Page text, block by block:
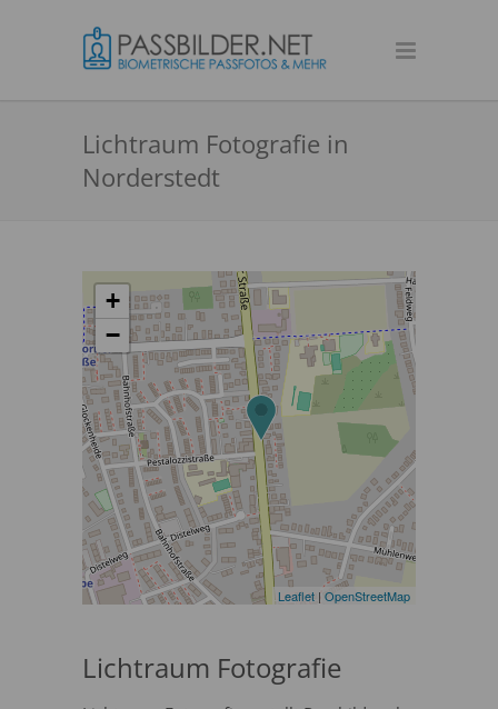
Lichtraum Fotografie in
Norderstedt
+
−
Leaflet | OpenStreetMap
Lichtraum Fotografie